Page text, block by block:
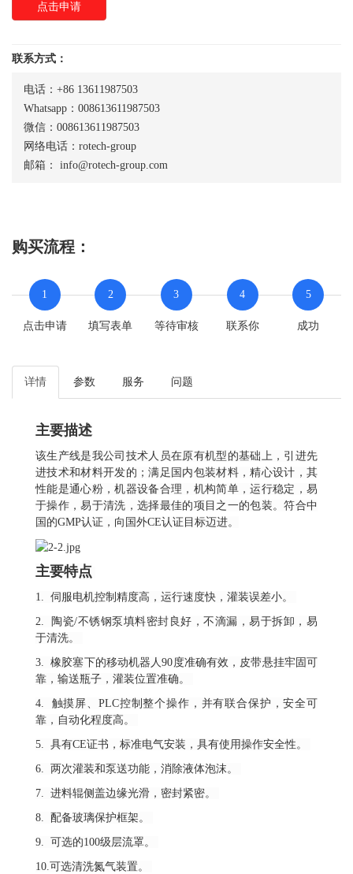
点击申请
联系方式：
电话：+86 13611987503
Whatsapp：008613611987503
微信：008613611987503
网络电话：rotech-group
邮箱： info@rotech-group.com
购买流程：
1
点击申请
2
填写表单
3
等待审核
4
联系你
5
成功
详情 参数 服务 问题
主要描述
该生产线是我公司技术人员在原有机型的基础上，引进先
进技术和材料开发的；满足国内包装材料，精心设计，其
性能是通心粉，机器设备合理，机构简单，运行稳定，易
于操作，易于清洗，选择最佳的项目之一的包装。符合中
国的GMP认证，向国外CE认证目标迈进。
主要特点
1. 伺服电机控制精度高，运行速度快，灌装误差小。
2. 陶瓷/不锈钢泵填料密封良好，不滴漏，易于拆卸，易
于清洗。
3. 橡胶塞下的移动机器人90度准确有效，皮带悬挂牢固可
靠，输送瓶子，灌装位置准确。
4. 触摸屏、PLC控制整个操作，并有联合保护，安全可
靠，自动化程度高。
5. 具有CE证书，标准电气安装，具有使用操作安全性。
6. 两次灌装和泵送功能，消除液体泡沫。
7. 进料辊侧盖边缘光滑，密封紧密。
8. 配备玻璃保护框架。
9. 可选的100级层流罩。
10.可选清洗氮气装置。